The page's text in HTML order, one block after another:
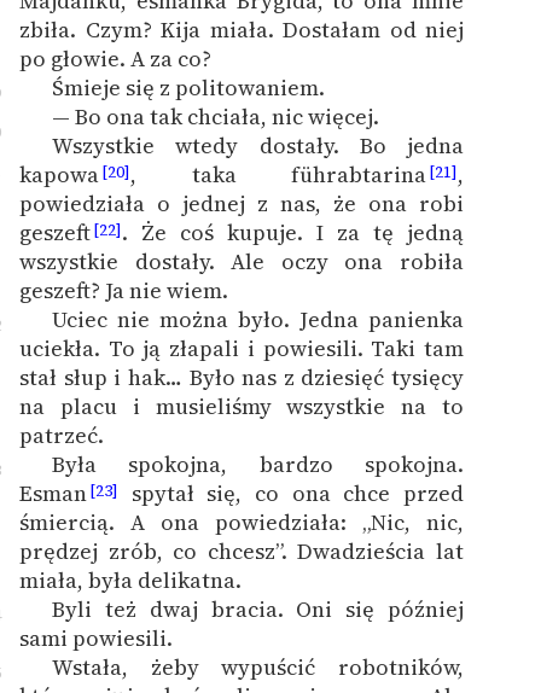
zbiła. Czym? Kija miała. Dostałam od niej
po głowie. A za co?
Śmieje się z politowaniem.
— Bo ona tak chciała, nic więcej.
Wszystkie wtedy dostały. Bo jedna
kapowa[20], taka führabtarina[21],
powiedziała o jednej z nas, że ona robi
geszeft[22]. Że coś kupuje. I za tę jedną
wszystkie dostały. Ale oczy ona robiła
geszeft? Ja nie wiem.
Uciec nie można było. Jedna panienka
uciekła. To ją złapali i powiesili. Taki tam
stał słup i hak… Było nas z dziesięć tysięcy
na placu i musieliśmy wszystkie na to
patrzeć.
Była spokojna, bardzo spokojna.
Esman[23]
spytał się, co ona chce przed
śmiercią. A ona powiedziała: „Nic, nic,
prędzej zrób, co chcesz”. Dwadzieścia lat
miała, była delikatna.
Byli też dwaj bracia. Oni się później
sami powiesili.
Wstała, żeby wypuścić robotników,